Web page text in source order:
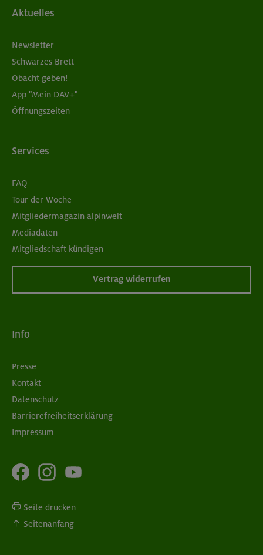
Aktuelles
Newsletter
Schwarzes Brett
Obacht geben!
App "Mein DAV+"
Öffnungszeiten
Services
FAQ
Tour der Woche
Mitgliedermagazin alpinwelt
Mediadaten
Mitgliedschaft kündigen
Vertrag widerrufen
Info
Presse
Kontakt
Datenschutz
Barrierefreiheitserklärung
Impressum
Seite drucken
Seitenanfang